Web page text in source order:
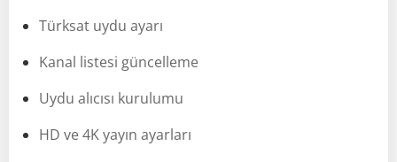
Türksat uydu ayarı
Kanal listesi güncelleme
Uydu alıcısı kurulumu
HD ve 4K yayın ayarları